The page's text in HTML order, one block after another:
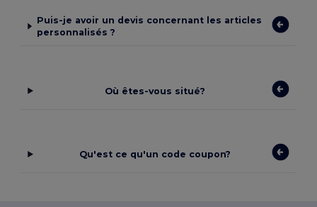
Puis-je avoir un devis concernant les articles
personnalisés ?
Où êtes-vous situé?
Qu'est ce qu'un code coupon?